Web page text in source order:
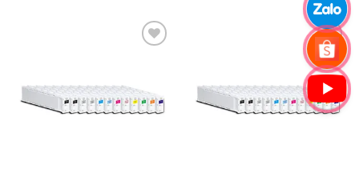
Add to
Wishlist